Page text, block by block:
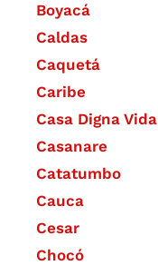
Boyacá
Caldas
Caquetá
Caribe
Casa Digna
Casanare
Catatumbo
Cauca
Cesar
Chocó